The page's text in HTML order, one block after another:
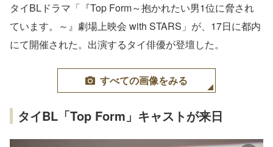
タイBLドラマ「『Top Form～抱かれたい男1位に脅され
ています。～』劇場上映会 with STARS」が、17日に都内
にて開催された。出演するタイ俳優が登壇した。
すべての画像をみる
タイBL「Top Form」キャストが来日